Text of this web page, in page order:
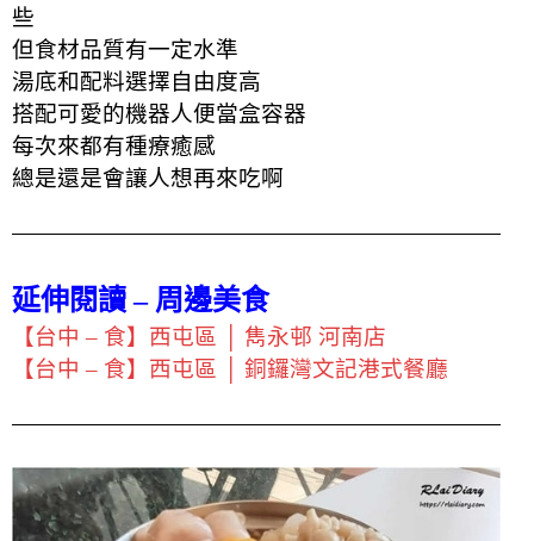
些
但食材品質有一定水準
湯底和配料選擇自由度高
搭配可愛的機器人便當盒容器
每次來都有種療癒感
總是還是會讓人想再來吃啊
延伸閱讀 – 周邊美食
【台中 – 食】西屯區 │ 雋永邨 河南店
【台中 – 食】西屯區 │ 銅鑼灣文記港式餐廳